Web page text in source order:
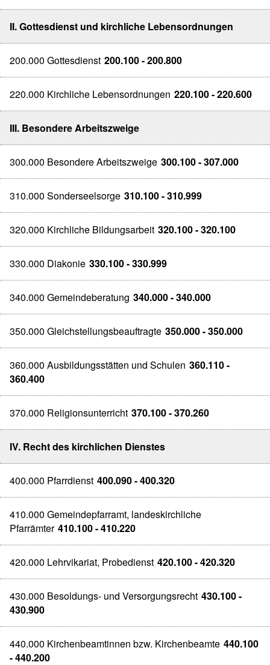
II. Gottesdienst und kirchliche Lebensordnungen
200.000 Gottesdienst 200.100 - 200.800
220.000 Kirchliche Lebensordnungen 220.100 - 220.600
III. Besondere Arbeitszweige
300.000 Besondere Arbeitszweige 300.100 - 307.000
310.000 Sonderseelsorge 310.100 - 310.999
320.000 Kirchliche Bildungsarbeit 320.100 - 320.100
330.000 Diakonie 330.100 - 330.999
340.000 Gemeindeberatung 340.000 - 340.000
350.000 Gleichstellungsbeauftragte 350.000 - 350.000
360.000 Ausbildungsstätten und Schulen 360.110 -
360.400
370.000 Religionsunterricht 370.100 - 370.260
IV. Recht des kirchlichen Dienstes
400.000 Pfarrdienst 400.090 - 400.320
410.000 Gemeindepfarramt, landeskirchliche
Pfarrämter 410.100 - 410.220
420.000 Lehrvikariat, Probedienst 420.100 - 420.320
430.000 Besoldungs- und Versorgungsrecht 430.100 -
430.900
440.000 Kirchenbeamtinnen bzw. Kirchenbeamte 440.100
- 440.200